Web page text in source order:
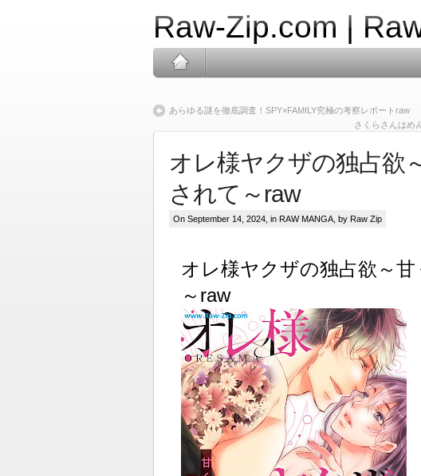
Raw-Zip.com |
あらゆる謎を徹底調査！SPY×FAMILY究極の考察レポートraw
さくらさんはめ
オレ様ヤクザの独占欲
されて～raw
On September 14, 2024, in RAW MANGA , by Raw Zip
オレ様ヤクザの独占欲～
～raw